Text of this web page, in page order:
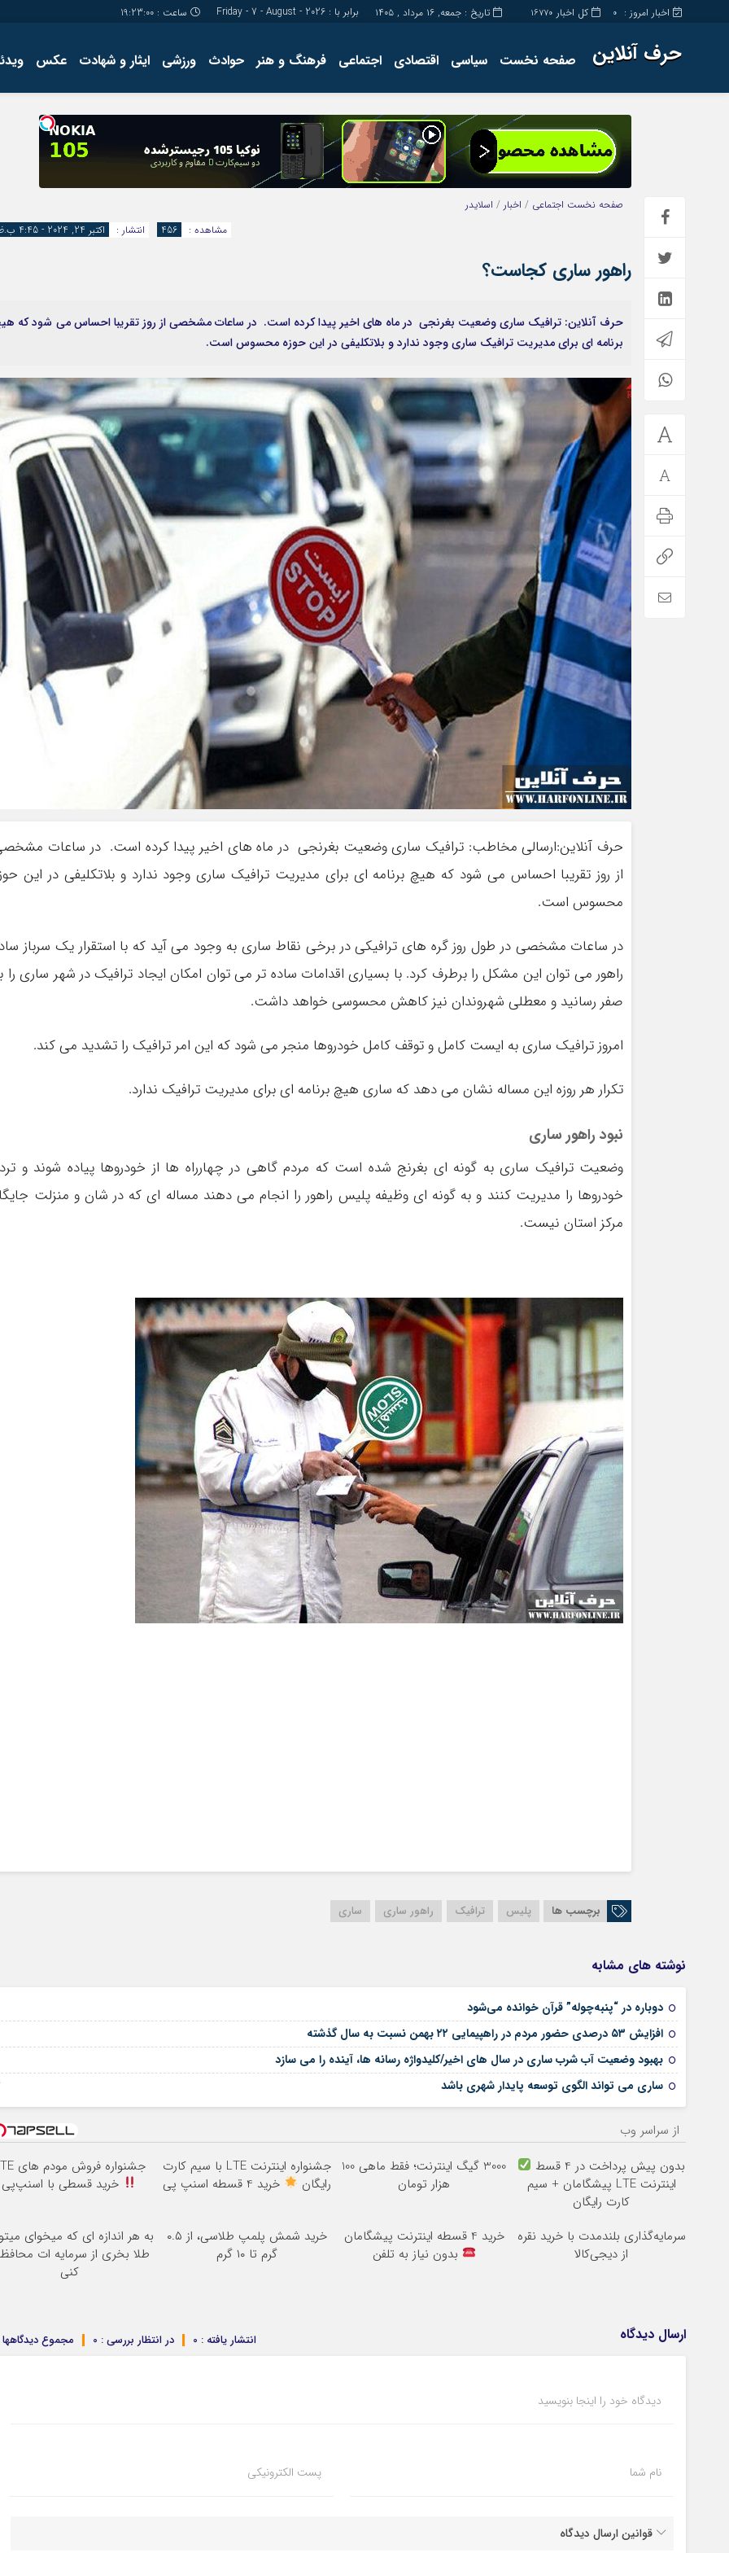
کل اخبار 16770 اخبار امروز : 0 تاریخ : جمعه, ۱۶ مرداد , ۱۴۰۵ برابر با : Friday - 7 - August - 2026 ساعت : 19:23:01
حرف آنلاین صفحه نخست سیاسی اقتصادی اجتماعی فرهنگ و هنر حوادث ورزشی ایثار و شهادت عکس
تولید
مجله ای
صفحه نخست اجتماعی / اخبار / اسلایدر
انتشار :
اکتبر 24, 2024 - 4:45 ب.ظ مشاهده : 456
راهور ساری کجاست؟
حرف آنلاین: ترافیک ساری وضعیت بغرنجی در ماه های اخیر پیدا کرده است. در ساعات مشخصی از روز تقریبا احساس می شود که
برنامه ای برای مدیریت ترافیک ساری وجود ندارد و بلاتکلیفی در این حوزه محسوس است.
حرف آنلاین:ارسالی مخاطب: ترافیک ساری وضعیت بغرنجی در ماه های اخیر پیدا کرده است. در ساعات
از روز تقریبا احساس می شود که هیچ برنامه ای برای مدیریت ترافیک ساری وجود ندارد و بلاتکلیفی در این
محسوس است.
در ساعات مشخصی در طول روز گره های ترافیکی در برخی نقاط ساری به وجود می آید که با استقرار یک سرباز
راهور می توان این مشکل را برطرف کرد. با بسیاری اقدامات ساده تر می توان امکان ایجاد ترافیک در شهر ساری را
صفر رسانید و معطلی شهروندان نیز کاهش محسوسی خواهد داشت.
امروز ترافیک ساری به ایست کامل و توقف کامل خودروها منجر می شود که این امر ترافیک را تشدید می کند.
تکرار هر روزه این مساله نشان می دهد که ساری هیچ برنامه ای برای مدیریت ترافیک ندارد.
نبود راهور ساری
وضعیت ترافیک ساری به گونه ای بغرنج شده است که مردم گاهی در چهارراه ها از خودروها پیاده شوند و
خودروها را مدیریت کنند و به گونه ای وظیفه پلیس راهور را انجام می دهند مساله ای که در شان و منزلت
مرکز استان نیست.
برچسب ها پلیس ترافیک راهور ساری ساری
نوشته های مشابه
دوباره در “پنبه‌چوله” قرآن خوانده می‌شود
افزایش ۵۳ درصدی حضور مردم در راهپیمایی ۲۲ بهمن نسبت به سال گذشته
بهبود وضعیت آب شرب ساری در سال های اخیر/کلیدواژه رسانه ها، آینده را می سازد
ساری می تواند الگوی توسعه پایدار شهری باشد
از سراسر وب
بدون پیش پرداخت در 4 قسط
اینترنت LTE پیشگامان + سیم
کارت رایگان
3000 گیگ اینترنت؛ فقط ماهی 100
هزار تومان
جشنواره اینترنت LTE با سیم کارت
رایگان
خرید 4 قسطه اسنپ پی
جشنواره فروش مودم های LTE
خرید قسطی با اسنپ‌پی
سرمایه‌گذاری بلندمدت با خرید نقره
از دیجی‌کالا
خرید 4 قسطه اینترنت پیشگامان
بدون نیاز به تلفن
خرید شمش پلمپ طلاسی، از ۰.۵
گرم تا ۱۰ گرم
به هر اندازه ای که میخوای
طلا بخری از سرمایه ات
کنی
ارسال دیدگاه مجموع دیدگاهها در انتظار بررسی : 0 انتشار یافته : 0
دیدگاه خود را اینجا بنویسید
نام شما پست الکترونیکی
قوانین ارسال دیدگاه